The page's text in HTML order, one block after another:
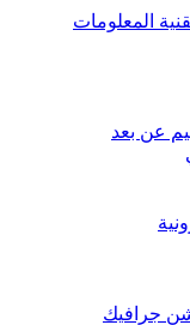
عن بعد
جرافيك